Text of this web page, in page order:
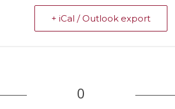
+ iCal / Outlook export
0